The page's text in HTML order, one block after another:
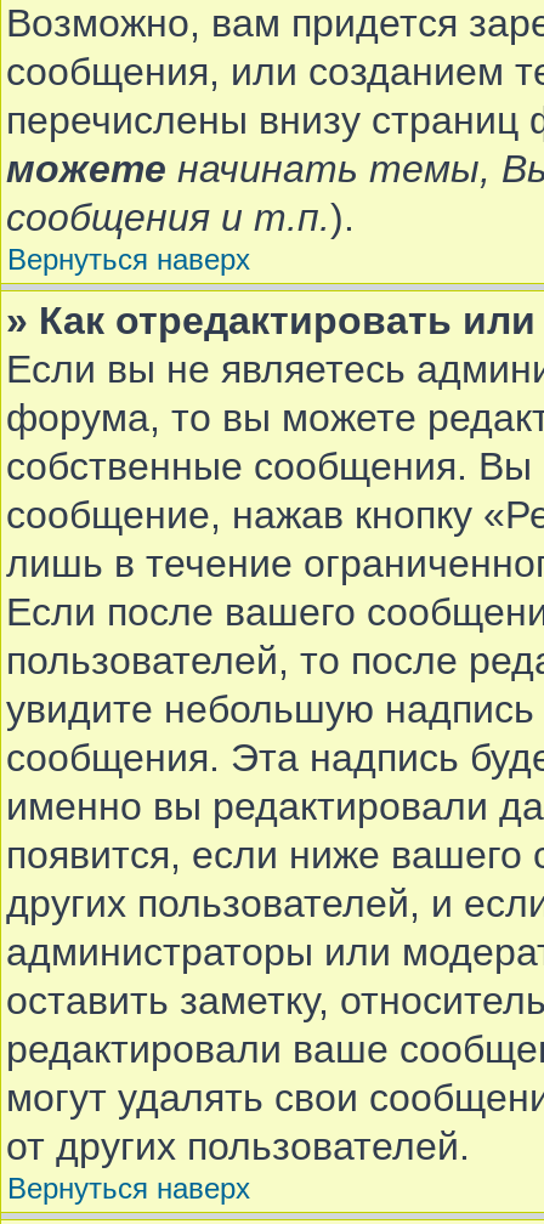
Возможно, вам придется
сообщения, или созданием
перечислены внизу
можете начинать темы,
сообщения и т.п.).
Вернуться наверх
» Как отредактировать
Если вы не являетесь
форума, то вы можете
собственные сообщения. Вы
сообщение, нажав кнопку
лишь в течение
Если после вашего
пользователей, то после
увидите небольшую
сообщения. Эта надпись
именно вы редактировали
появится, если ниже
других пользователей, и
администраторы или
оставить заметку,
редактировали ваше
могут удалять свои
от других пользователей.
Вернуться наверх